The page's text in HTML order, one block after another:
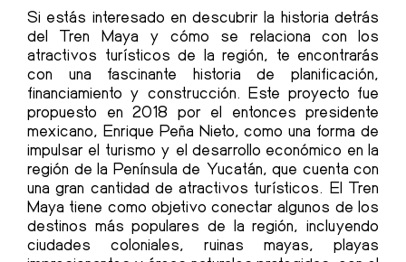
Si estás interesado en descubrir la historia detrás
del Tren Maya y cómo se relaciona con los
atractivos turísticos de la región, te encontrarás
con una fascinante historia de planificación,
financiamiento y construcción. Este proyecto fue
propuesto en 2018 por el entonces presidente
mexicano, Enrique Peña Nieto, como una forma de
impulsar el turismo y el desarrollo económico en la
región de la Península de Yucatán, que cuenta con
una gran cantidad de atractivos turísticos. El Tren
Maya tiene como objetivo conectar algunos de los
destinos más populares de la región, incluyendo
ciudades coloniales, ruinas mayas, playas